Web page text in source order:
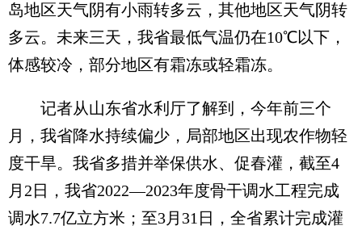
岛地区天气阴有小雨转多云，其他地区天气阴转
多云。未来三天，我省最低气温仍在10℃以下，
体感较冷，部分地区有霜冻或轻霜冻。
记者从山东省水利厅了解到，今年前三个
月，我省降水持续偏少，局部地区出现农作物轻
度干旱。我省多措并举保供水、促春灌，截至4
月2日，我省2022—2023年度骨干调水工程完成
调水7.7亿立方米；至3月31日，全省累计完成灌